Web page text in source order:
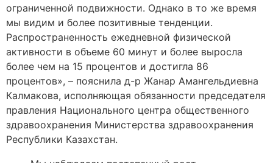
ограниченной подвижности. Однако в то же время
мы видим и более позитивные тенденции.
Распространенность ежедневной физической
активности в объеме 60 минут и более выросла
более чем на 15 процентов и достигла 86
процентов», – пояснила д-р Жанар Амангельдиевна
Калмакова, исполняющая обязанности председателя
правления Национального центра общественного
здравоохранения Министерства здравоохранения
Республики Казахстан.